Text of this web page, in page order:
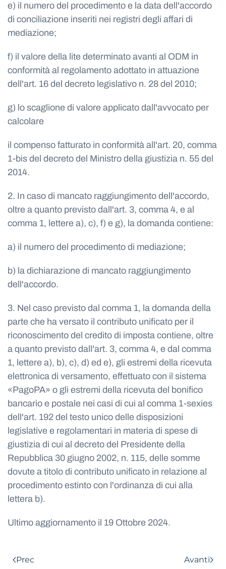
e) il numero del procedimento e la data dell'accordo
di conciliazione inseriti nei registri degli affari di
mediazione;
f) il valore della lite determinato avanti al ODM in
conformità al regolamento adottato in attuazione
dell'art. 16 del decreto legislativo n. 28 del 2010;
g) lo scaglione di valore applicato dall'avvocato per
calcolare
il compenso fatturato in conformità all'art. 20, comma
1-bis del decreto del Ministro della giustizia n. 55 del
2014.
2. In caso di mancato raggiungimento dell'accordo,
oltre a quanto previsto dall'art. 3, comma 4, e al
comma 1, lettere a), c), f) e g), la domanda contiene:
a) il numero del procedimento di mediazione;
b) la dichiarazione di mancato raggiungimento
dell'accordo.
3. Nel caso previsto dal comma 1, la domanda della
parte che ha versato il contributo unificato per il
riconoscimento del credito di imposta contiene, oltre
a quanto previsto dall'art. 3, comma 4, e dal comma
1, lettere a), b), c), d) ed e), gli estremi della ricevuta
elettronica di versamento, effettuato con il sistema
«PagoPA» o gli estremi della ricevuta del bonifico
bancario e postale nei casi di cui al comma 1-sexies
dell'art. 192 del testo unico delle disposizioni
legislative e regolamentari in materia di spese di
giustizia di cui al decreto del Presidente della
Repubblica 30 giugno 2002, n. 115, delle somme
dovute a titolo di contributo unificato in relazione al
procedimento estinto con l'ordinanza di cui alla
lettera b).
Ultimo aggiornamento il 19 Ottobre 2024.
Prec Avanti